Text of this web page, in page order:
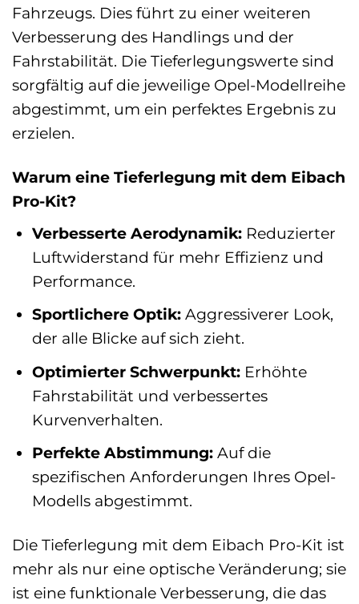
Fahrzeugs. Dies führt zu einer weiteren
Verbesserung des Handlings und der
Fahrstabilität. Die Tieferlegungswerte sind
sorgfältig auf die jeweilige Opel-Modellreihe
abgestimmt, um ein perfektes Ergebnis zu
erzielen.
Warum eine Tieferlegung mit dem Eibach
Pro-Kit?
Verbesserte Aerodynamik:Reduzierter
Luftwiderstand für mehr Effizienz und
Performance.
Sportlichere Optik:Aggressiverer Look,
der alle Blicke auf sich zieht.
Optimierter Schwerpunkt:Erhöhte
Fahrstabilität und verbessertes
Kurvenverhalten.
Perfekte Abstimmung:Auf die
spezifischen Anforderungen Ihres Opel-
Modells abgestimmt.
Die Tieferlegung mit dem Eibach Pro-Kit ist
mehr als nur eine optische Veränderung; sie
ist eine funktionale Verbesserung, die das